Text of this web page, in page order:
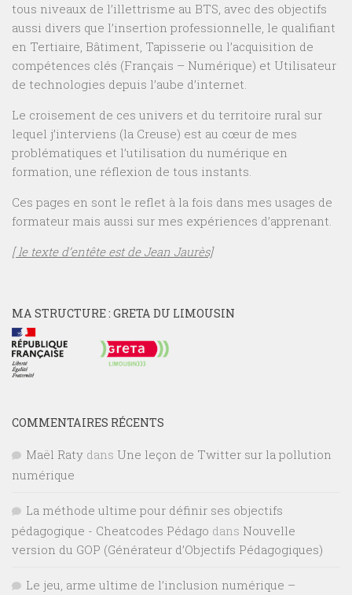
tous niveaux de l’illettrisme au BTS, avec des objectifs
aussi divers que l’insertion professionnelle, le qualifiant
en Tertiaire, Bâtiment, Tapisserie ou l’acquisition de
compétences clés (Français – Numérique) et Utilisateur
de technologies depuis l’aube d’internet.
Le croisement de ces univers et du territoire rural sur
lequel j’interviens (la Creuse) est au cœur de mes
problématiques et l’utilisation du numérique en
formation, une réflexion de tous instants.
Ces pages en sont le reflet à la fois dans mes usages de
formateur mais aussi sur mes expériences d’apprenant.
[ le texte d’entête est de Jean Jaurès]
MA STRUCTURE : GRETA DU LIMOUSIN
COMMENTAIRES RÉCENTS
Maël Raty dans Une leçon de Twitter sur la pollution
numérique
La méthode ultime pour définir ses objectifs
pédagogique - Cheatcodes Pédago dans Nouvelle
version du GOP (Générateur d’Objectifs Pédagogiques)
Le jeu, arme ultime de l’inclusion numérique –